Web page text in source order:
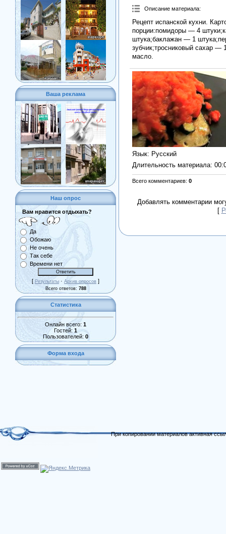
Ваша реклама
Наш опрос
Вам нравится отдыхать?
Да
Обожаю
Не очень
Так себе
Времени нет
[ Результаты · Архив опросов ]
Всего ответов: 788
Статистика
Онлайн всего: 1
Гостей: 1
Пользователей: 0
Форма входа
Описание материала:
Рецепт испанской кухни.
порции:помидоры — 4
штука;баклажан — 1
зубчик;тросниковый сахар —
масло.
Язык: Русский
Длительность материала:
Всего комментариев: 0
Добавлять комментарии
[
При копировании материалов активная